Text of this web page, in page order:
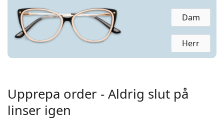
Dam
Herr
Upprepa order - Aldrig slut på
linser igen